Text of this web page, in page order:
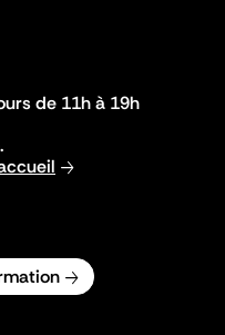
de 11h à 19h